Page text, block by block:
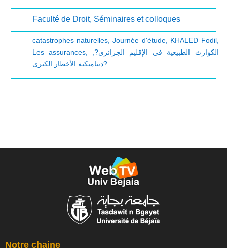
Faculté de Droit, Séminaires et colloques
catastrophes naturelles,Journée d'étude, KHALED Fodil,
Les assurances, الكوارث الطبيعية في الإقليم الجزائري?
ديناميكية الأخطار الكبرى?
Notre chaine